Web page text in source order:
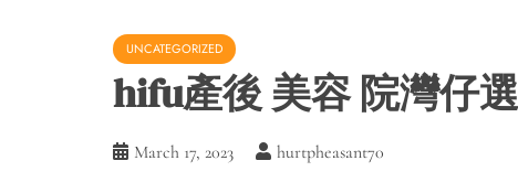
UNCATEGORIZED
hifu產後 美容 院灣仔
March 17, 2023 hurtpheasant70